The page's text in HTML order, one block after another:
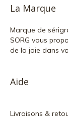
La Marque
Marque de
SORG vous
de la joie dans
Aide
Livraisons &